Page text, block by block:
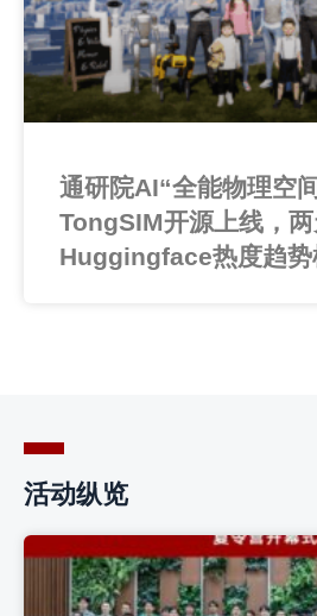
通研院AI“全能物理空
TongSIM开源上线，
Huggingface热度趋势
活动纵览